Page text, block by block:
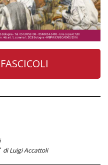
di Luigi Accattoli